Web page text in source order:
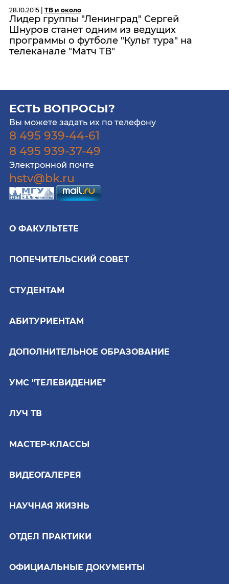
28.10.2015 | ТВ и около
Лидер группы "Ленинград" Сергей
Шнуров станет одним из ведущих
программы о футболе "Культ тура" на
телеканале "Матч ТВ"
ЕСТЬ ВОПРОСЫ?
Вы можете задать их по телефону
8 495 939-44-61
8 495 939-37-49
Электронной почте
hstv@bk.ru
О ФАКУЛЬТЕТЕ
ПОПЕЧИТЕЛЬСКИЙ СОВЕТ
СТУДЕНТАМ
АБИТУРИЕНТАМ
ДОПОЛНИТЕЛЬНОЕ ОБРАЗОВАНИЕ
УМС "ТЕЛЕВИДЕНИЕ"
ЛУЧ ТВ
МАСТЕР-КЛАССЫ
ВИДЕОГАЛЕРЕЯ
НАУЧНАЯ ЖИЗНЬ
ОТДЕЛ ПРАКТИКИ
ОФИЦИАЛЬНЫЕ ДОКУМЕНТЫ